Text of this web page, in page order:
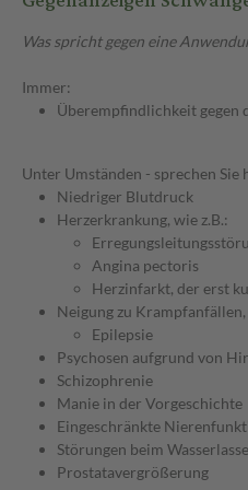
Was spricht gegen eine
Immer:
Überempfindlichkeit gegen
Unter Umständen - sprechen
Niedriger Blutdruck
Herzerkrankung, wie z.B.:
Angina pectoris
Herzinfarkt, der erst
Neigung zu
Epilepsie
Psychosen aufgrund von
Schizophrenie
Manie in der Vorgeschichte
Eingeschränkte
Störungen beim
Prostatavergrößerung